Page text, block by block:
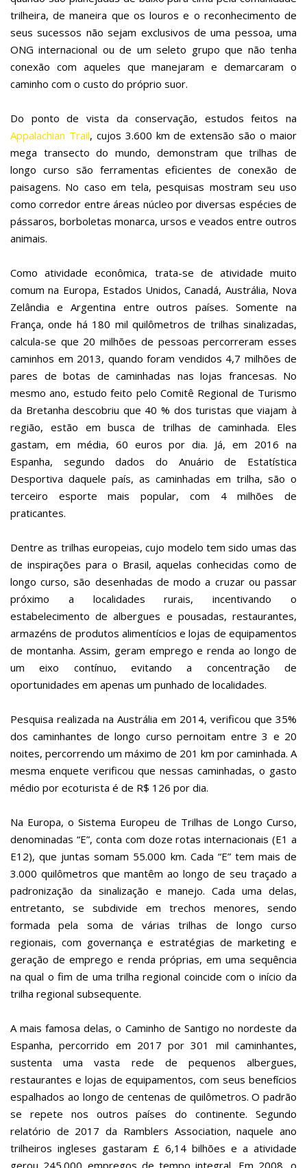
trilheira, de maneira que os louros e o reconhecimento de
seus sucessos não sejam exclusivos de uma pessoa, uma
ONG internacional ou de um seleto grupo que não tenha
conexão com aqueles que manejaram e demarcaram o
caminho com o custo do próprio suor.
Do ponto de vista da conservação, estudos feitos na
Appalachian Trail, cujos 3.600 km de extensão são o maior
mega transecto do mundo, demonstram que trilhas de
longo curso são ferramentas eficientes de conexão de
paisagens. No caso em tela, pesquisas mostram seu uso
como corredor entre áreas núcleo por diversas espécies de
pássaros, borboletas monarca, ursos e veados entre outros
animais.
Como atividade econômica, trata-se de atividade muito
comum na Europa, Estados Unidos, Canadá, Austrália, Nova
Zelândia e Argentina entre outros países. Somente na
França, onde há 180 mil quilômetros de trilhas sinalizadas,
calcula-se que 20 milhões de pessoas percorreram esses
caminhos em 2013, quando foram vendidos 4,7 milhões de
pares de botas de caminhadas nas lojas francesas. No
mesmo ano, estudo feito pelo Comitê Regional de Turismo
da Bretanha descobriu que 40 % dos turistas que viajam à
região, estão em busca de trilhas de caminhada. Eles
gastam, em média, 60 euros por dia. Já, em 2016 na
Espanha, segundo dados do Anuário de Estatística
Desportiva daquele país, as caminhadas em trilha, são o
terceiro esporte mais popular, com 4 milhões de
praticantes.
Dentre as trilhas europeias, cujo modelo tem sido umas das
de inspirações para o Brasil, aquelas conhecidas como de
longo curso, são desenhadas de modo a cruzar ou passar
próximo a localidades rurais, incentivando o
estabelecimento de albergues e pousadas, restaurantes,
armazéns de produtos alimentícios e lojas de equipamentos
de montanha. Assim, geram emprego e renda ao longo de
um eixo contínuo, evitando a concentração de
oportunidades em apenas um punhado de localidades.
Pesquisa realizada na Austrália em 2014, verificou que 35%
dos caminhantes de longo curso pernoitam entre 3 e 20
noites, percorrendo um máximo de 201 km por caminhada. A
mesma enquete verificou que nessas caminhadas, o gasto
médio por ecoturista é de R$ 126 por dia.
Na Europa, o Sistema Europeu de Trilhas de Longo Curso,
denominadas “E”, conta com doze rotas internacionais (E1 a
E12), que juntas somam 55.000 km. Cada “E” tem mais de
3.000 quilômetros que mantêm ao longo de seu traçado a
padronização da sinalização e manejo. Cada uma delas,
entretanto, se subdivide em trechos menores, sendo
formada pela soma de várias trilhas de longo curso
regionais, com governança e estratégias de marketing e
geração de emprego e renda próprias, em uma sequência
na qual o fim de uma trilha regional coincide com o início da
trilha regional subsequente.
A mais famosa delas, o Caminho de Santigo no nordeste da
Espanha, percorrido em 2017 por 301 mil caminhantes,
sustenta uma vasta rede de pequenos albergues,
restaurantes e lojas de equipamentos, com seus benefícios
espalhados ao longo de centenas de quilômetros. O padrão
se repete nos outros países do continente. Segundo
relatório de 2017 da Ramblers Association, naquele ano
trilheiros ingleses gastaram £ 6,14 bilhões e a atividade
gerou 245.000 empregos de tempo integral. Em 2008, o